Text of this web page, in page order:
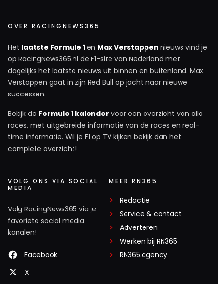
OVER RACINGNEWS365
Het laatste Formule 1en Max Verstappen nieuws vind je
op RacingNews365.nl de F1-site van Nederland met
dagelijks het laatste nieuws uit binnen en buitenland. Max
Verstappen gaat in zijn Red Bull op jacht naar nieuwe
successen.
Bekijk de Formule 1 kalender voor een overzicht van alle
races, met uitgebreide informatie van de races en real-
time informatie. Wil je F1 op TV kijken bekijk dan het
complete overzicht!
VOLG ONS VIA SOCIAL
MEDIA
Volg RacingNews365 via je
favoriete social media
kanalen!
Facebook
X
MEER RN365
Redactie
Service & contact
Adverteren
Werken bij RN365
RN365.agency